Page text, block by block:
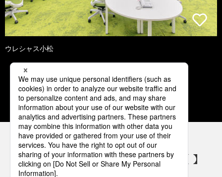
ウレシャス小松
1 2 3 4 5
パナソニックの電気設備 SNSアカウント